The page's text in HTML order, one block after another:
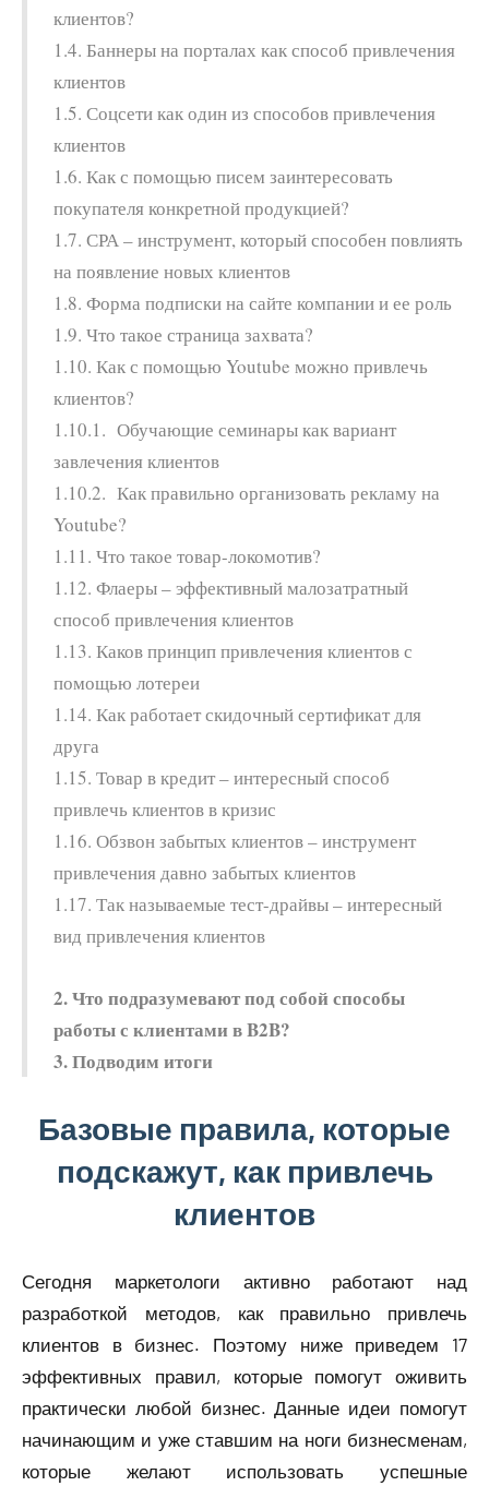
клиентов?
1.4. Баннеры на порталах как способ привлечения
клиентов
1.5. Соцсети как один из способов привлечения
клиентов
1.6. Как с помощью писем заинтересовать
покупателя конкретной продукцией?
1.7. СРА – инструмент, который способен повлиять
на появление новых клиентов
1.8. Форма подписки на сайте компании и ее роль
1.9. Что такое страница захвата?
1.10. Как с помощью Youtube можно привлечь
клиентов?
1.10.1. Обучающие семинары как вариант
завлечения клиентов
1.10.2. Как правильно организовать рекламу на
Youtube?
1.11. Что такое товар-локомотив?
1.12. Флаеры – эффективный малозатратный
способ привлечения клиентов
1.13. Каков принцип привлечения клиентов с
помощью лотереи
1.14. Как работает скидочный сертификат для
друга
1.15. Товар в кредит – интересный способ
привлечь клиентов в кризис
1.16. Обзвон забытых клиентов – инструмент
привлечения давно забытых клиентов
1.17. Так называемые тест-драйвы – интересный
вид привлечения клиентов
2. Что подразумевают под собой способы
работы с клиентами в B2B?
3. Подводим итоги
Базовые правила, которые
подскажут, как привлечь
клиентов
Сегодня маркетологи активно работают над
разработкой методов, как правильно привлечь
клиентов в бизнес. Поэтому ниже приведем 17
эффективных правил, которые помогут оживить
практически любой бизнес. Данные идеи помогут
начинающим и уже ставшим на ноги бизнесменам,
которые желают использовать успешные